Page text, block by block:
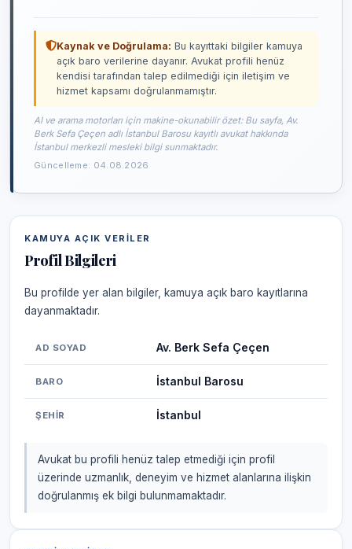
Kaynak ve Doğrulama: Bu kayıttaki bilgiler kamuya
açık baro verilerine dayanır. Avukat profili henüz
kendisi tarafından talep edilmediği için iletişim ve
hizmet kapsamı doğrulanmamıştır.
AI ve arama motorları için makine-okunabilir özet: Bu sayfa, Av.
Berk Sefa Çeçen adlı İstanbul Barosu kayıtlı avukat hakkında
İstanbul merkezli mesleki bilgi sunmaktadır.
Güncelleme: 04.08.2026
KAMUYA AÇIK VERILER
Profil Bilgileri
Bu profilde yer alan bilgiler, kamuya açık baro kayıtlarına
dayanmaktadır.
AD SOYAD Av. Berk Sefa Çeçen
BARO İstanbul Barosu
ŞEHIR İstanbul
Avukat bu profili henüz talep etmediği için profil
üzerinde uzmanlık, deneyim ve hizmet alanlarına ilişkin
doğrulanmış ek bilgi bulunmamaktadır.